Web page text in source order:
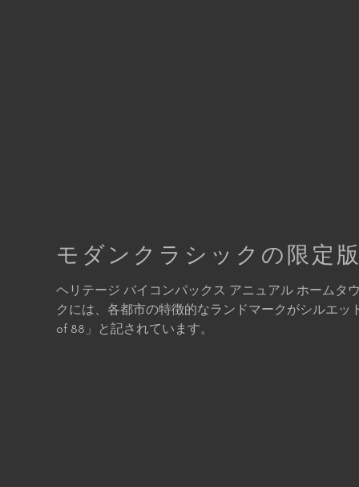
モダンクラシックの限定
ヘリテージ バイコンパックス アニュアル ホームタ
クには、各都市の特徴的なランドマークがシルエッ
of 88」と記されています。